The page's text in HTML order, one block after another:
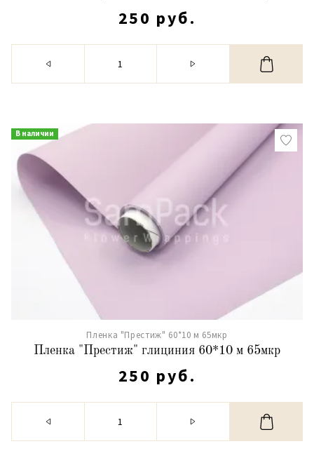
250 руб.
В наличии
Пленка "Престиж" 60*10 м 65мкр
Пленка "Престиж" глициния 60*10 м 65мкр
250 руб.